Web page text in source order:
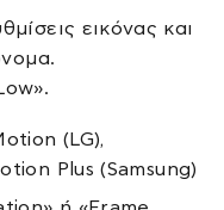
εικόνας και
(LG),
Plus (Samsung)